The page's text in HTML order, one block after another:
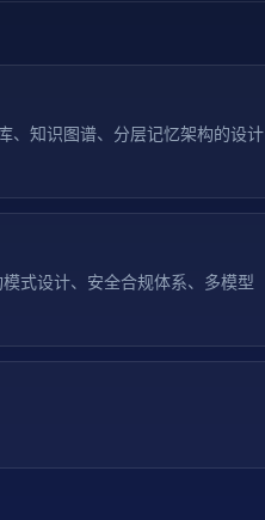
、知识图谱、分层记忆架构的设计
式设计、安全合规体系、多模型